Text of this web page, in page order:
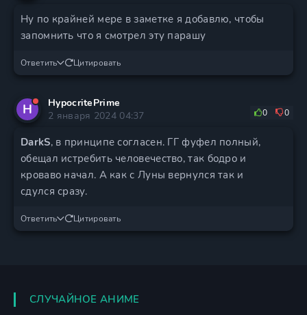
Ну по крайней мере в заметке я добавлю, чтобы
запомнить что я смотрел эту парашу
Ответить Цитировать
H
HypocritePrime
2 января 2024 04:37
0 0
DarkS, в принципе согласен. ГГ фуфел полный,
обещал истребить человечество, так бодро и
кроваво начал. А как с Луны вернулся так и
сдулся сразу.
Ответить Цитировать
СЛУЧАЙНОЕ АНИМЕ